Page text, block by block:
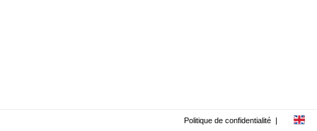
Politique de confidentialité |